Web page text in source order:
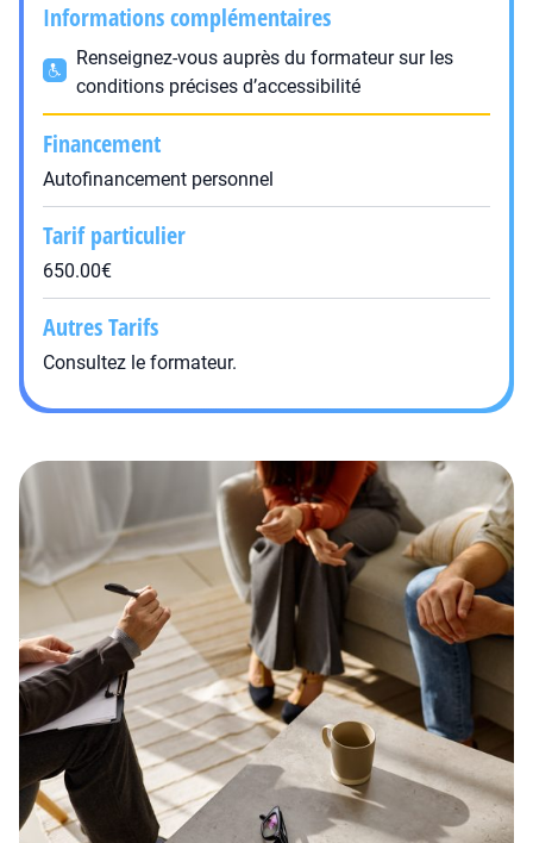
Informations complémentaires
Renseignez-vous auprès du formateur sur les
conditions précises d’accessibilité
Financement
Autofinancement personnel
Tarif particulier
650.00€
Autres Tarifs
Consultez le formateur.